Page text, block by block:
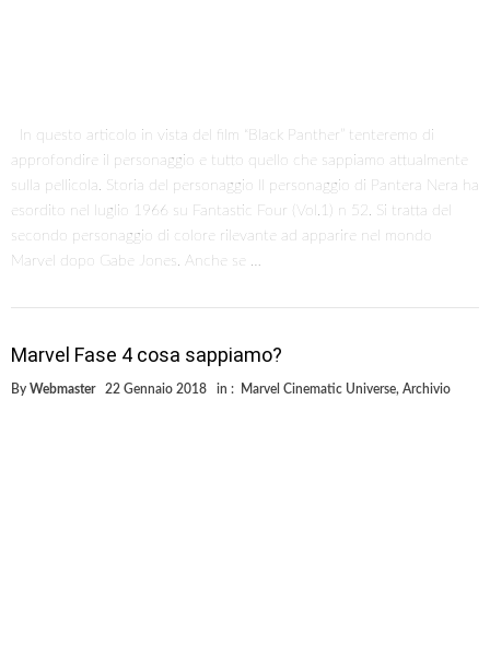
In questo articolo in vista del film “Black Panther” tenteremo di
approfondire il personaggio e tutto quello che sappiamo attualmente
sulla pellicola. Storia del personaggio Il personaggio di Pantera Nera ha
esordito nel luglio 1966 su Fantastic Four (Vol.1) n 52. Si tratta del
secondo personaggio di colore rilevante ad apparire nel mondo
Marvel dopo Gabe Jones. Anche se …
Marvel Fase 4 cosa sappiamo?
By Webmaster 22 Gennaio 2018 in : Marvel Cinematic Universe, Archivio